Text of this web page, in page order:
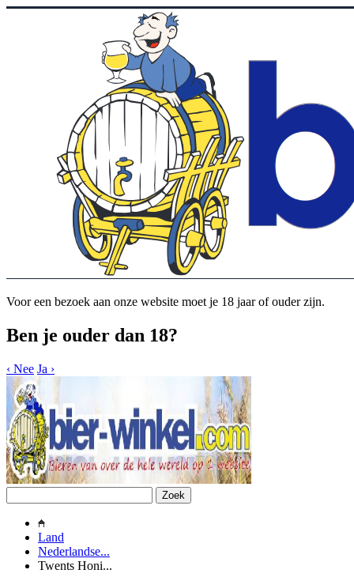
Voor een bezoek aan onze website moet je 18 jaar of ouder zijn.
Ben je ouder dan 18?
‹ Nee Ja ›
Land
Nederlandse...
Twents Honi...